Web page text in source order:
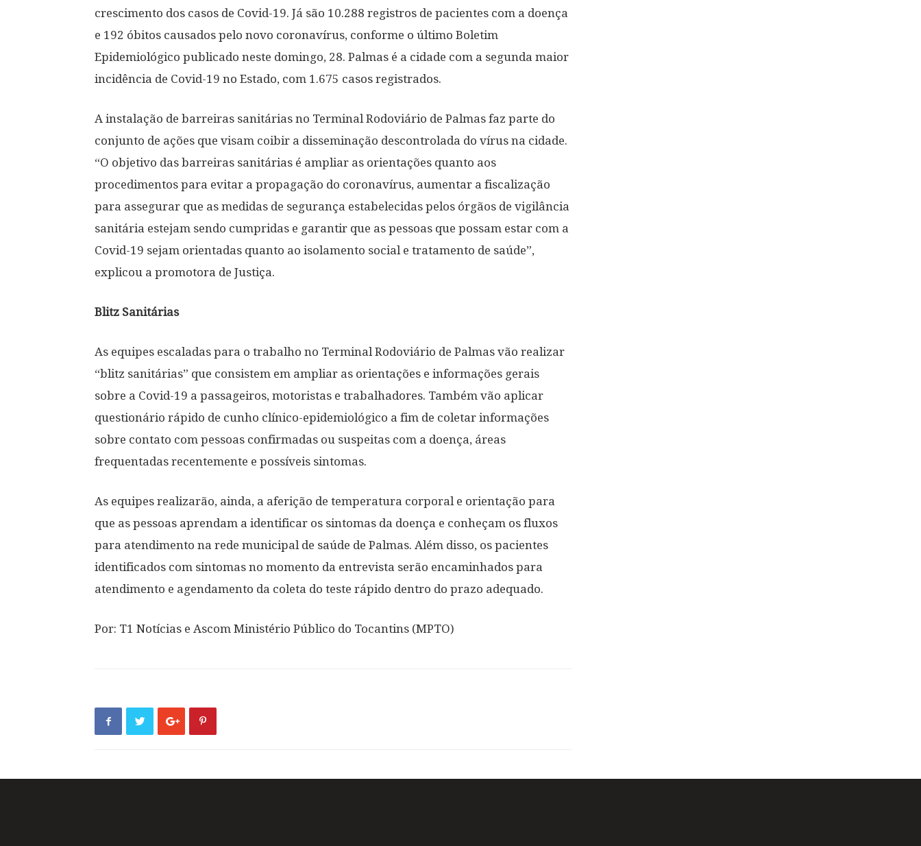
crescimento dos casos de Covid-19. Já são 10.288 registros de pacientes com a doença
e 192 óbitos causados pelo novo coronavírus, conforme o último Boletim
Epidemiológico publicado neste domingo, 28. Palmas é a cidade com a segunda maior
incidência de Covid-19 no Estado, com 1.675 casos registrados.
A instalação de barreiras sanitárias no Terminal Rodoviário de Palmas faz parte do
conjunto de ações que visam coibir a disseminação descontrolada do vírus na cidade.
“O objetivo das barreiras sanitárias é ampliar as orientações quanto aos
procedimentos para evitar a propagação do coronavírus, aumentar a fiscalização
para assegurar que as medidas de segurança estabelecidas pelos órgãos de vigilância
sanitária estejam sendo cumpridas e garantir que as pessoas que possam estar com a
Covid-19 sejam orientadas quanto ao isolamento social e tratamento de saúde”,
explicou a promotora de Justiça.
Blitz Sanitárias
As equipes escaladas para o trabalho no Terminal Rodoviário de Palmas vão realizar
“blitz sanitárias” que consistem em ampliar as orientações e informações gerais
sobre a Covid-19 a passageiros, motoristas e trabalhadores. Também vão aplicar
questionário rápido de cunho clínico-epidemiológico a fim de coletar informações
sobre contato com pessoas confirmadas ou suspeitas com a doença, áreas
frequentadas recentemente e possíveis sintomas.
As equipes realizarão, ainda, a aferição de temperatura corporal e orientação para
que as pessoas aprendam a identificar os sintomas da doença e conheçam os fluxos
para atendimento na rede municipal de saúde de Palmas. Além disso, os pacientes
identificados com sintomas no momento da entrevista serão encaminhados para
atendimento e agendamento da coleta do teste rápido dentro do prazo adequado.
Por: T1 Notícias e Ascom Ministério Público do Tocantins (MPTO)